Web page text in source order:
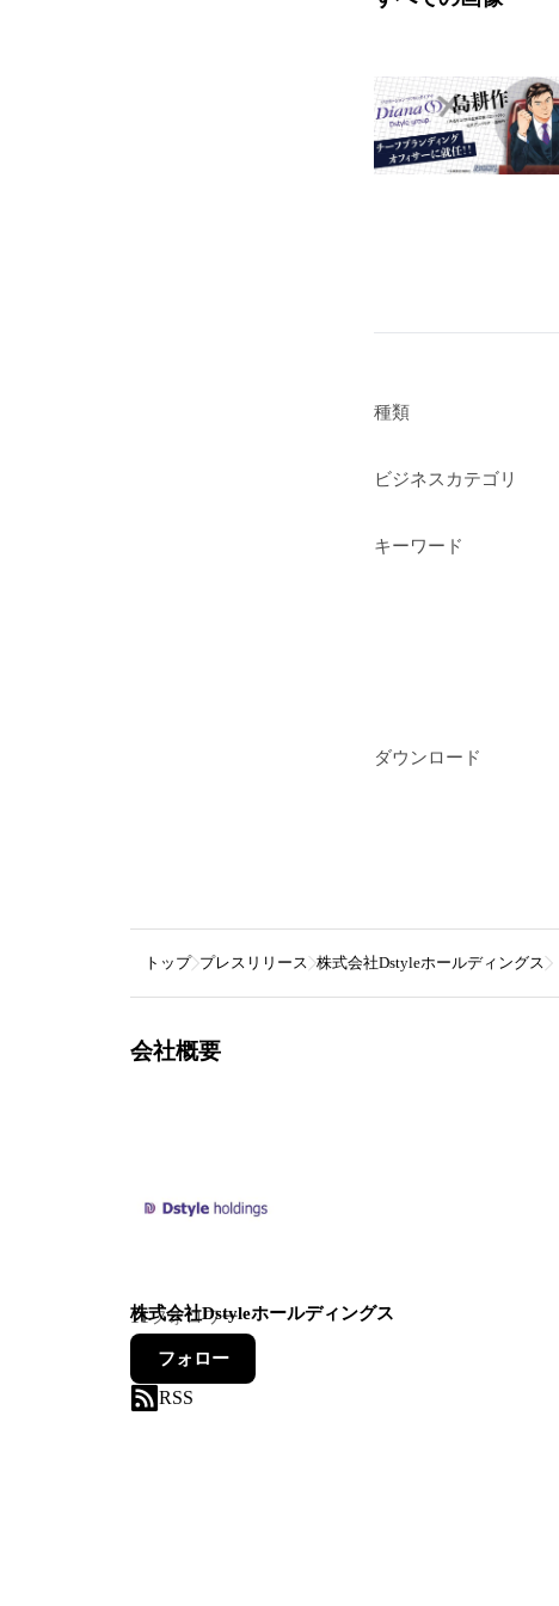
種類
ビジネスカテゴリ
キーワード
ダウンロード
トップ プレスリリース 株式会社Dstyleホールディングス
会社概要
株式会社Dstyleホールディングス
11フォロワー
フォロー
RSS